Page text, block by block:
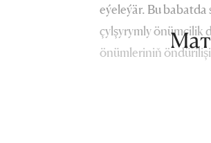
eýeleýär. Bu
çylşyrymly önümçilik
önümleriniň
Reýimguly Orazow